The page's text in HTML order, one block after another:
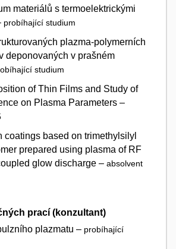
materiálů s termoelektrickými
probíhající studium
plazma-polymerních
deponovaných v prašném
studium
of Thin Films and Study of
on Plasma Parameters –
coatings based on trimethylsilyl
prepared using plasma of RF
glow discharge – absolvent
prací (konzultant)
plazmatu – probíhající